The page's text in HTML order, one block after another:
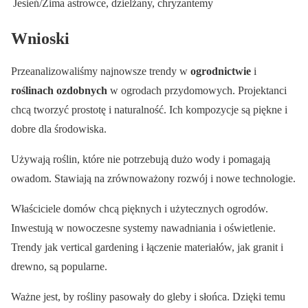
Jesień/Zima astrowce, dzielżany, chryzantemy
Wnioski
Przeanalizowaliśmy najnowsze trendy w ogrodnictwie i
roślinach ozdobnych w ogrodach przydomowych. Projektanci
chcą tworzyć prostotę i naturalność. Ich kompozycje są piękne i
dobre dla środowiska.
Używają roślin, które nie potrzebują dużo wody i pomagają
owadom. Stawiają na zrównoważony rozwój i nowe technologie.
Właściciele domów chcą pięknych i użytecznych ogrodów.
Inwestują w nowoczesne systemy nawadniania i oświetlenie.
Trendy jak vertical gardening i łączenie materiałów, jak granit i
drewno, są popularne.
Ważne jest, by rośliny pasowały do gleby i słońca. Dzięki temu